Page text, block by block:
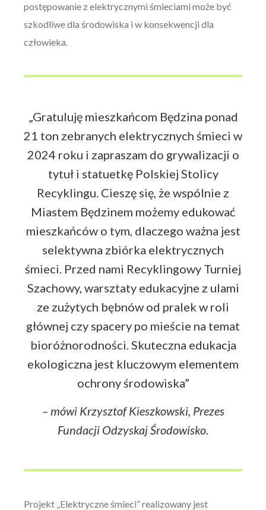
postępowanie z elektrycznymi śmieciami może być
szkodliwe dla środowiska i w konsekwencji dla
człowieka.
„Gratuluję mieszkańcom Będzina ponad
21 ton zebranych elektrycznych śmieci w
2024 roku i zapraszam do grywalizacji o
tytuł i statuetkę Polskiej Stolicy
Recyklingu. Cieszę się, że wspólnie z
Miastem Będzinem możemy edukować
mieszkańców o tym, dlaczego ważna jest
selektywna zbiórka elektrycznych
śmieci. Przed nami Recyklingowy Turniej
Szachowy, warsztaty edukacyjne z ulami
ze zużytych bębnów od pralek w roli
głównej czy spacery po mieście na temat
bioróżnorodności. Skuteczna edukacja
ekologiczna jest kluczowym elementem
ochrony środowiska”
– mówi Krzysztof Kieszkowski, Prezes
Fundacji Odzyskaj Środowisko.
Projekt „Elektryczne śmieci” realizowany jest